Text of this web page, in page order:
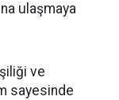
ulaşmaya
ve
sayesinde